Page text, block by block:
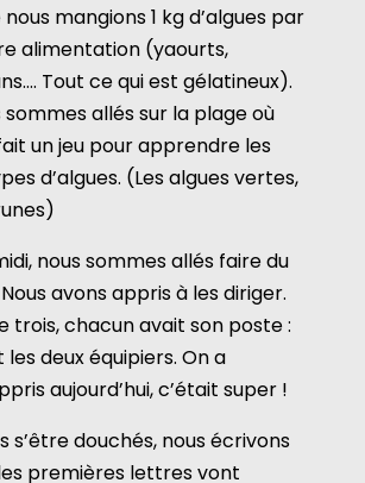
mangions 1 kg d’algues par
alimentation (yaourts,
Tout ce qui est gélatineux).
sommes allés sur la plage où
un jeu pour apprendre les
d’algues. (Les algues vertes,
nous sommes allés faire du
avons appris à les diriger.
trois, chacun avait son poste :
deux équipiers. On a
aujourd’hui, c’était super !
s’être douchés, nous écrivons
premières lettres vont